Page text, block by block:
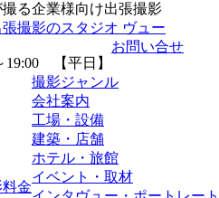
る企業様向け出張撮影
撮影のスタジオ ヴュー
19:00 【平日】
お問い合せ
金
撮影ジャンル
会社案内
工場・設備
建築・店舗
ホテル・旅館
イベント・取材